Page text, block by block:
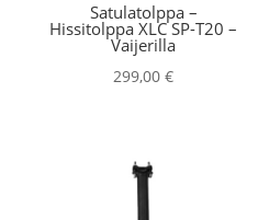
Satulatolppa –
Hissitolppa XLC SP-T20 –
Vaijerilla
299,00€